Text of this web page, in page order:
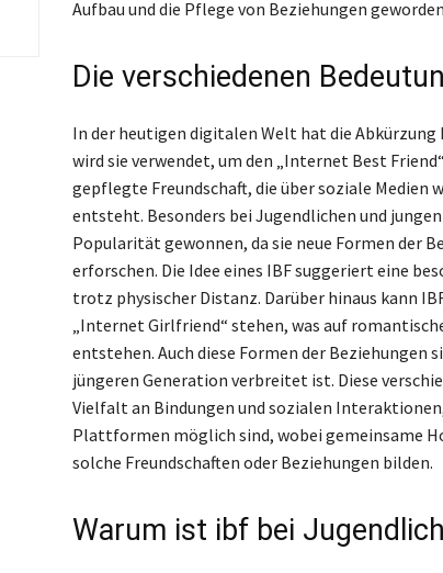
Aufbau und die Pflege von Beziehungen
Die verschiedenen
In der heutigen digitalen Welt hat die
wird sie verwendet, um den „Internet Best
gepflegte Freundschaft, die über soziale Medien
entsteht. Besonders bei Jugendlichen und
Popularität gewonnen, da sie neue Formen der
erforschen. Die Idee eines IBF suggeriert eine
trotz physischer Distanz. Darüber hinaus kann
„Internet Girlfriend“ stehen, was auf
entstehen. Auch diese Formen der Beziehungen
jüngeren Generation verbreitet ist. Diese
Vielfalt an Bindungen und sozialen
Plattformen möglich sind, wobei gemeinsame
solche Freundschaften oder Beziehungen bilden.
Warum ist ibf bei